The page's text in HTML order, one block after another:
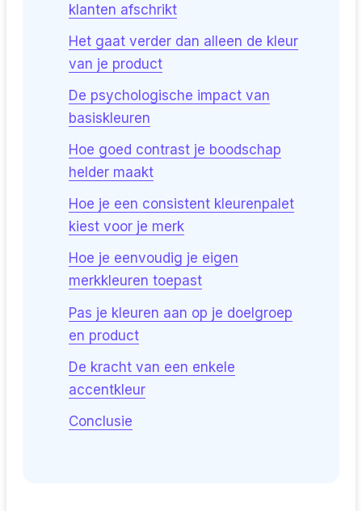
klanten afschrikt
Het gaat verder dan alleen de kleur
van je product
De psychologische impact van
basiskleuren
Hoe goed contrast je boodschap
helder maakt
Hoe je een consistent kleurenpalet
kiest voor je merk
Hoe je eenvoudig je eigen
merkkleuren toepast
Pas je kleuren aan op je doelgroep
en product
De kracht van een enkele
accentkleur
Conclusie